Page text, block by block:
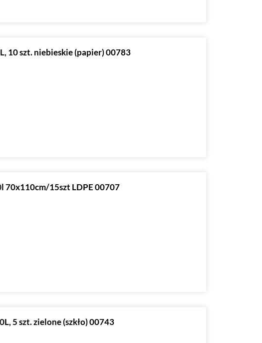
10 szt. niebieskie (papier) 00783
70x110cm/15szt LDPE 00707
5 szt. zielone (szkło) 00743